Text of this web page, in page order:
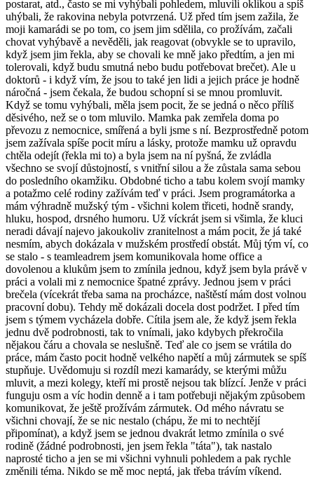
postarat, atd., často se mi vyhýbali pohledem, mluvili oklikou a spíš
uhýbali, že rakovina nebyla potvrzená. Už před tím jsem zažila, že
moji kamarádi se po tom, co jsem jim sdělila, co prožívám, začali
chovat vyhýbavě a nevěděli, jak reagovat (obvykle se to upravilo,
když jsem jim řekla, aby se chovali ke mně jako předtím, a jen mi
tolerovali, když budu smutná nebo budu potřebovat brečet). Ale u
doktorů - i když vím, že jsou to také jen lidi a jejich práce je hodně
náročná - jsem čekala, že budou schopní si se mnou promluvit.
Když se tomu vyhýbali, měla jsem pocit, že se jedná o něco příliš
děsivého, než se o tom mluvilo. Mamka pak zemřela doma po
převozu z nemocnice, smířená a byli jsme s ní. Bezprostředně potom
jsem zažívala spíše pocit míru a lásky, protože mamku už opravdu
chtěla odejít (řekla mi to) a byla jsem na ní pyšná, že zvládla
všechno se svojí důstojností, s vnitřní silou a že zůstala sama sebou
do posledního okamžiku. Obdobné ticho a tabu kolem svojí mamky
a potažmo celé rodiny zažívám teď v práci. Jsem programátorka a
mám výhradně mužský tým - všichni kolem třiceti, hodně srandy,
hluku, hospod, drsného humoru. Už víckrát jsem si všimla, že kluci
neradi dávají najevo jakoukoliv zranitelnost a mám pocit, že já také
nesmím, abych dokázala v mužském prostředí obstát. Můj tým ví, co
se stalo - s teamleadrem jsem komunikovala home office a
dovolenou a klukům jsem to zmínila jednou, když jsem byla právě v
práci a volali mi z nemocnice špatné zprávy. Jednou jsem v práci
brečela (vícekrát třeba sama na procházce, naštěstí mám dost volnou
pracovní dobu). Tehdy mě dokázali docela dost podržet. I před tím
jsem s týmem vycházela dobře. Cítila jsem ale, že když jsem řekla
jednu dvě podrobnosti, tak to vnímali, jako kdybych překročila
nějakou čáru a chovala se neslušně. Teď ale co jsem se vrátila do
práce, mám často pocit hodně velkého napětí a můj zármutek se spíš
stupňuje. Uvědomuju si rozdíl mezi kamarády, se kterými můžu
mluvit, a mezi kolegy, kteří mi prostě nejsou tak blízcí. Jenže v práci
funguju osm a víc hodin denně a i tam potřebuji nějakým způsobem
komunikovat, že ještě prožívám zármutek. Od mého návratu se
všichni chovají, že se nic nestalo (chápu, že mi to nechtějí
připomínat), a když jsem se jednou dvakrát letmo zmínila o své
rodině (žádné podrobnosti, jen jsem řekla "táta"), tak nastalo
naprosté ticho a jen se mi všichni vyhnuli pohledem a pak rychle
změnili téma. Nikdo se mě moc neptá, jak třeba trávím víkend.